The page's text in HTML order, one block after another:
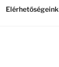
Elérhetőségeink